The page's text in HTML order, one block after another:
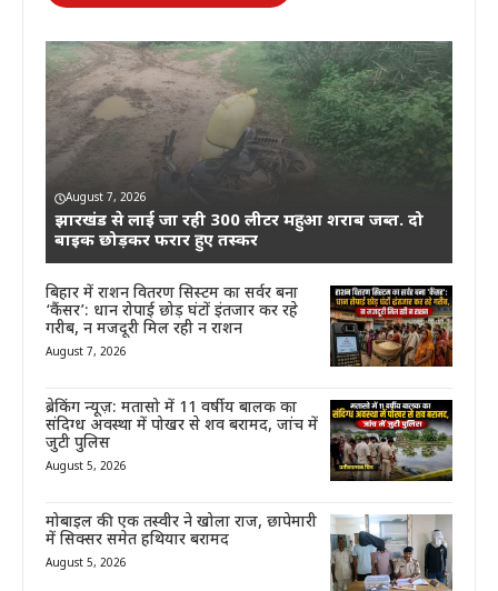
August 7, 2026
झारखंड से लाई जा रही 300 लीटर महुआ शराब जब्त. दो
बाइक छोड़कर फरार हुए तस्कर
बिहार में राशन वितरण सिस्टम का सर्वर बना
‘कैंसर’: धान रोपाई छोड़ घंटों इंतजार कर रहे
गरीब, न मजदूरी मिल रही न राशन
August 7, 2026
ब्रेकिंग न्यूज़: मतासो में 11 वर्षीय बालक का
संदिग्ध अवस्था में पोखर से शव बरामद, जांच में
जुटी पुलिस
August 5, 2026
मोबाइल की एक तस्वीर ने खोला राज, छापेमारी
में सिक्सर समेत हथियार बरामद
August 5, 2026